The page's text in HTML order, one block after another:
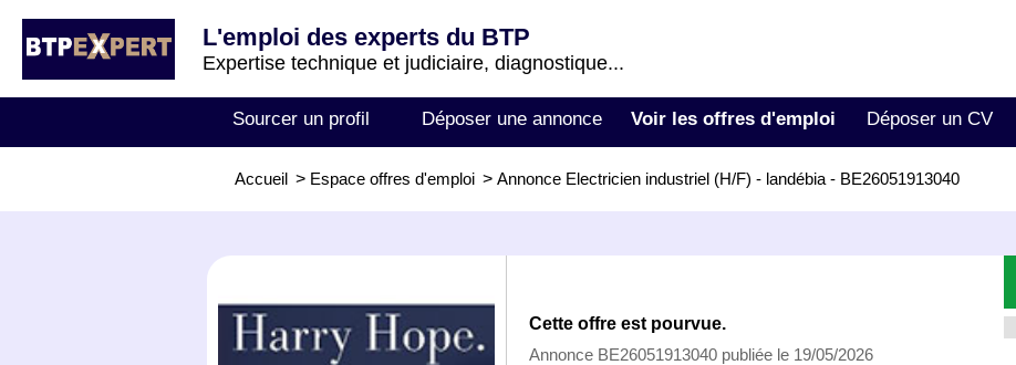
L'emploi des experts du BTP
Expertise technique et judiciaire, diagnostique...
Sourcer un profil Déposer une annonce Voir les offres d'emploi Déposer un CV
Accueil > Espace offres d'emploi > Annonce Electricien industriel (H/F) - landébia - BE26051913040
Cette offre est pourvue.
Annonce BE26051913040 publiée le 19/05/2026